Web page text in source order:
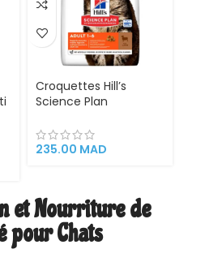
Croquettes Hill’s
Science Plan
Adulte à l’Agneau
(1.5kg)
235.00 MAD
et Nourriture de
pour Chats